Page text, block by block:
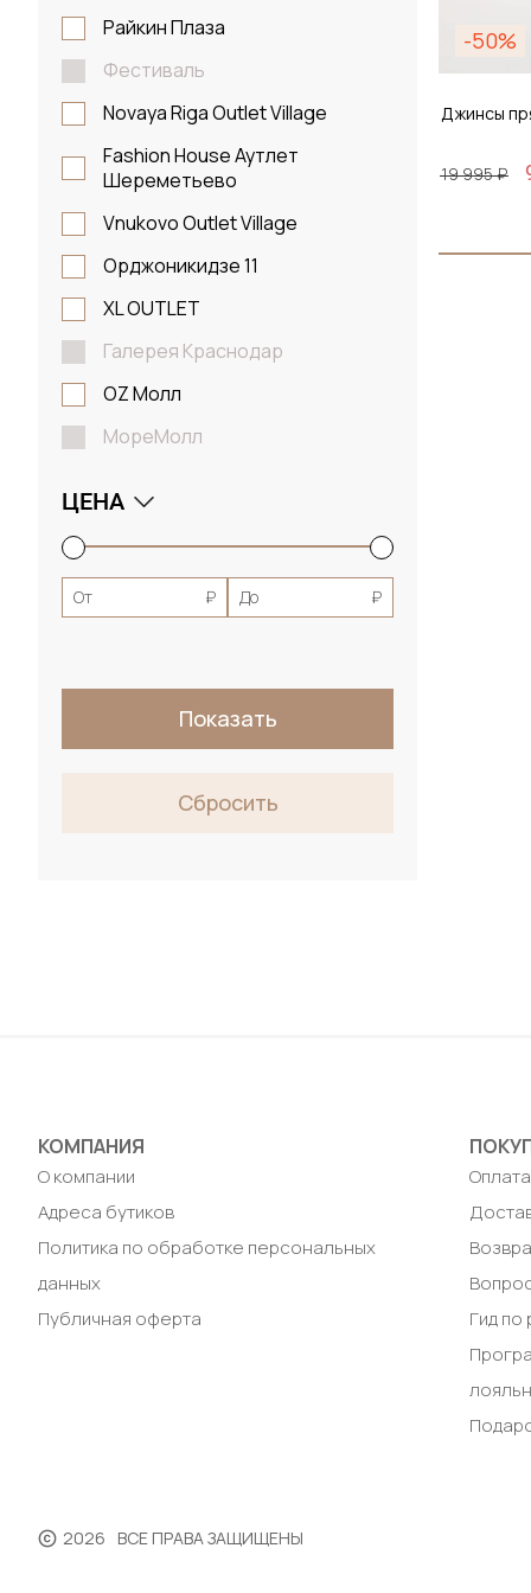
Райкин Плаза
Фестиваль
Novaya Riga Outlet Village
Fashion House Аутлет
Шереметьево
Vnukovo Outlet Village
Орджоникидзе 11
XL OUTLET
Галерея Краснодар
OZ Молл
МореМолл
ЦЕНА
От ₽ До ₽
Показать
Сбросить
-50%
Джинсы
19 995 ₽
Размер
КОМПАНИЯ
О компании
Адреса бутиков
Политика по обработке персональных
данных
Публичная оферта
Оплата
Гид
2026 ВСЕ ПРАВА ЗАЩИЩЕНЫ